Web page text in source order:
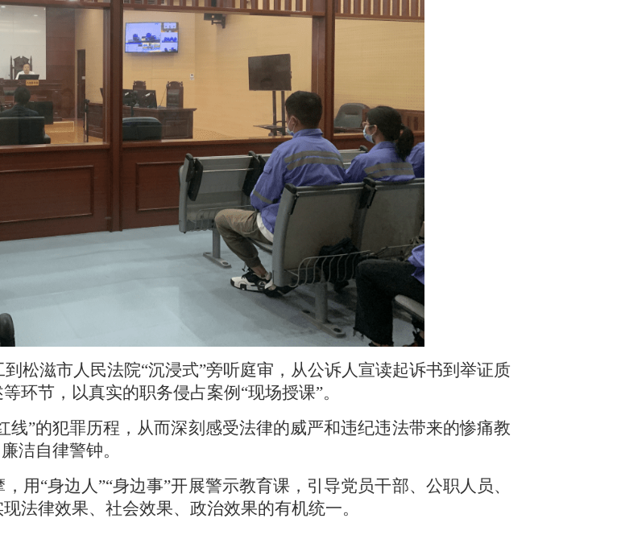
到松滋市人民法院“沉浸式”旁听庭审，从公诉人宣读起诉书到举证质
环节，以真实的职务侵占案例“现场授课”。
线”的犯罪历程，从而深刻感受法律的威严和违纪违法带来的惨痛教
洁自律警钟。
，用“身边人”“身边事”开展警示教育课，引导党员干部、公职人员、
法律效果、社会效果、政治效果的有机统一。